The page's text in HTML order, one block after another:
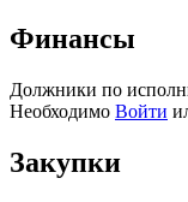
Финансы
Должники по
Необходимо Войти
Закупки